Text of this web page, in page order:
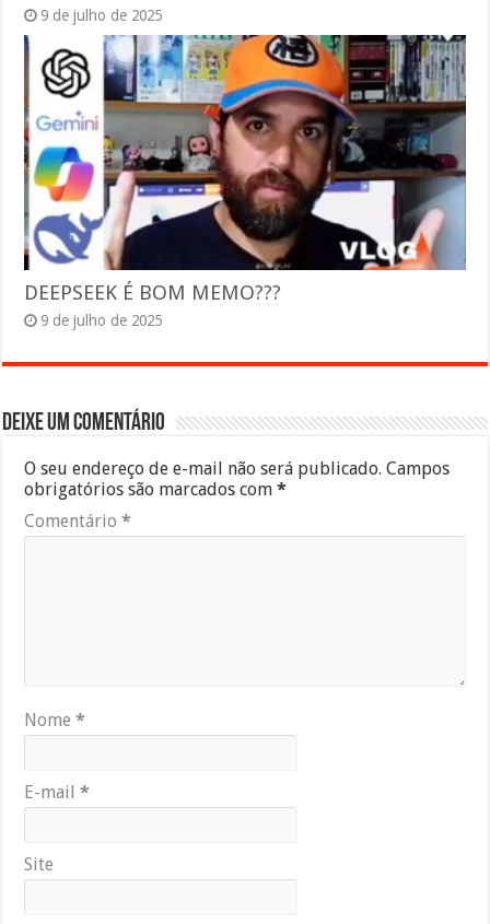
9 de julho de 2025
DEEPSEEK É BOM MEMO???
9 de julho de 2025
Deixe um comentário
O seu endereço de e-mail não será publicado. Campos
obrigatórios são marcados com*
Comentário*
Nome*
E-mail*
Site